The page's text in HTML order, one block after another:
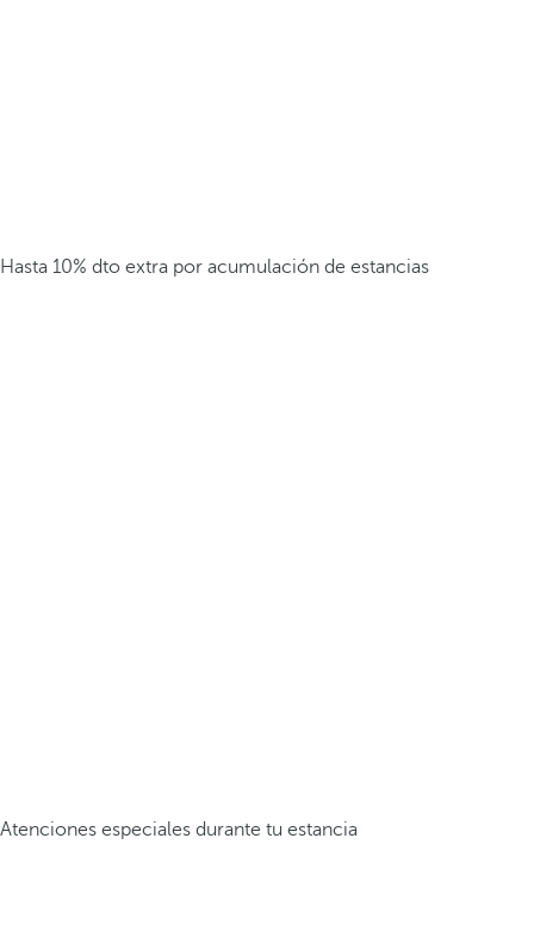
Hasta 10% dto extra por acumulación de estancias
Atenciones especiales durante tu estancia